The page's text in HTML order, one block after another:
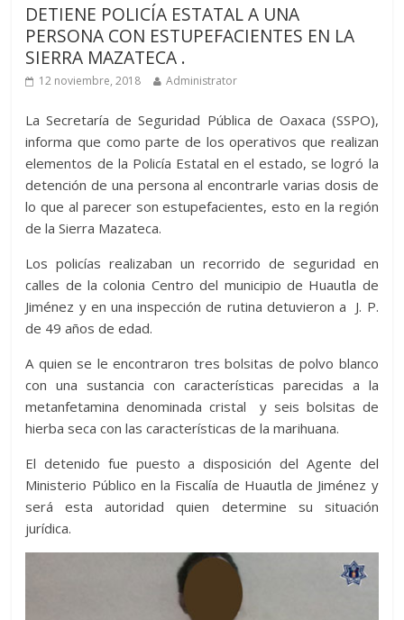
DETIENE POLICÍA ESTATAL A UNA
PERSONA CON ESTUPEFACIENTES EN LA
SIERRA MAZATECA .
12 noviembre, 2018 Administrator
La Secretaría de Seguridad Pública de Oaxaca (SSPO),
informa que como parte de los operativos que realizan
elementos de la Policía Estatal en el estado, se logró la
detención de una persona al encontrarle varias dosis de
lo que al parecer son estupefacientes, esto en la región
de la Sierra Mazateca.
Los policías realizaban un recorrido de seguridad en
calles de la colonia Centro del municipio de Huautla de
Jiménez y en una inspección de rutina detuvieron a J. P.
de 49 años de edad.
A quien se le encontraron tres bolsitas de polvo blanco
con una sustancia con características parecidas a la
metanfetamina denominada cristal y seis bolsitas de
hierba seca con las características de la marihuana.
El detenido fue puesto a disposición del Agente del
Ministerio Público en la Fiscalía de Huautla de Jiménez y
será esta autoridad quien determine su situación
jurídica.